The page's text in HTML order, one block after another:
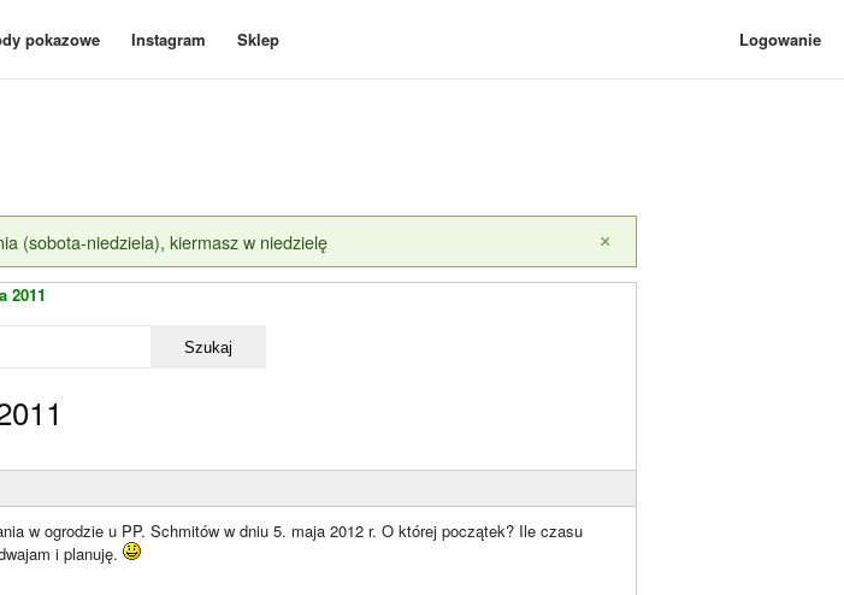
pokazowe Instagram Sklep Logowanie
(sobota-niedziela), kiermasz w niedzielę ×
2011
Szukaj
w ogrodzie u PP. Schmitów w dniu 5. maja 2012 r. O której początek? Ile czasu
i planuję.